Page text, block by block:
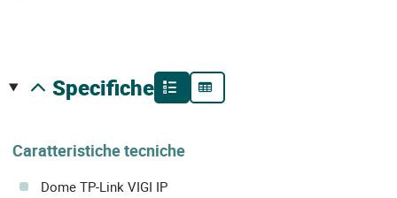
specifiche
Caratteristiche tecniche
Dome TP-Link VIGI IP